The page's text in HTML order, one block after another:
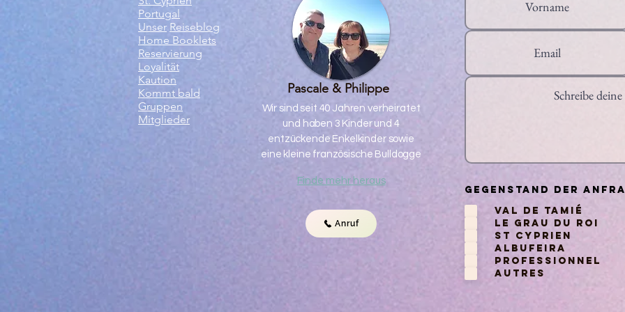
Portugal
Unser Reiseblog
Home Booklets
Reservierung
Loyalität
Kaution
Kommt bald
Gruppen
Mitglieder
Wir sind seit 40 Jahren verheiratet
und haben 3 Kinder und 4
entzückende Enkelkinder sowie
eine kleine französische Bulldogge
Finde mehr heraus
Anruf
Gegenstand der
Val de Tamié
Le Grau du Roi
St Cyprien
Albufeira
Professionnel
Autres
Pascale & Philippe